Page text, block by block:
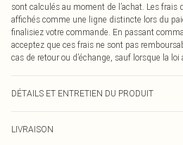
sont calculés au moment de l’achat. Les frais
affichés comme une ligne distincte lors du
finalisiez votre commande. En passant
acceptez que ces frais ne sont pas
cas de retour ou d’échange, sauf lorsque la loi
DÉTAILS ET ENTRETIEN DU PRODUIT
déteindre.
LIVRAISON